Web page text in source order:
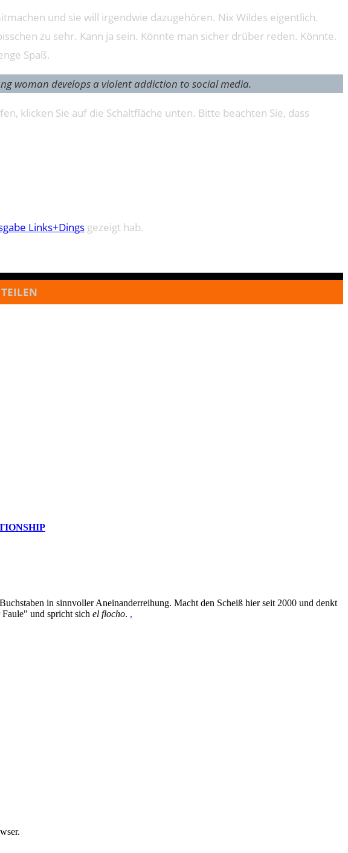
und sie will irgendwie dazugehören. Nix Wildes eigentlich.
zu sehr. Kann ja sein. Könnte man sicher drüber reden. Könnte.
Spaß.
woman develops a violent addiction to social media.
klicken Sie auf die Schaltfläche unten. Bitte beachten Sie, dass
Links+Dings gezeigt hab.
in sinnvoller Aneinanderreihung. Macht den Scheiß hier seit 2000 und denkt
und spricht sich el flocho. .